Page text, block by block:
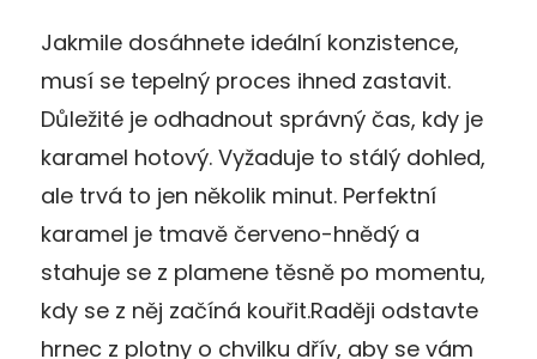
Jakmile dosáhnete ideální konzistence,
musí se tepelný proces ihned zastavit.
Důležité je odhadnout správný čas, kdy je
karamel hotový. Vyžaduje to stálý dohled,
ale trvá to jen několik minut. Perfektní
karamel je tmavě červeno-hnědý a
stahuje se z plamene těsně po momentu,
kdy se z něj začíná kouřit.Raději odstavte
hrnec z plotny o chvilku dřív, aby se vám